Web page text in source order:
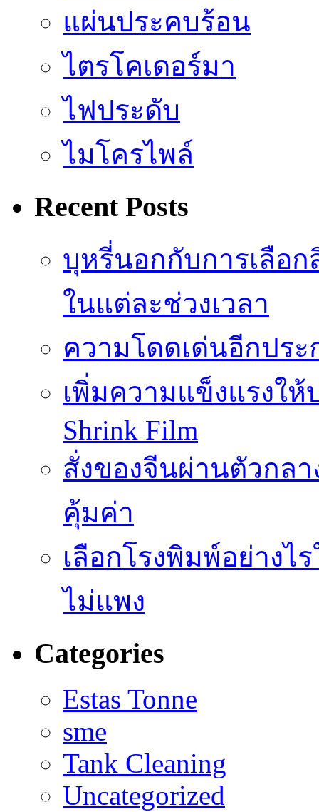
แผ่นประคบร้อน
ไตรโคเดอร์มา
ไฟประดับ
ไมโครไพล์
Recent Posts
บุหรี่นอกกับการเลือ
ในแต่ละช่วงเวลา
ความโดดเด่นอีกประ
เพิ่มความแข็งแรงให้
Shrink Film
สั่งของจีนผ่านตัวกลา
คุ้มค่า
เลือกโรงพิมพ์อย่าง
ไม่แพง
Categories
Estas Tonne
sme
Tank Cleaning
Uncategorized